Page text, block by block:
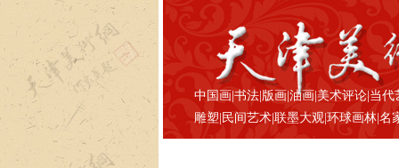
中国画 书法| 版画 油画 |美术评论| 当代
雕塑 民间艺术| 联墨大观| 环球画林| 名